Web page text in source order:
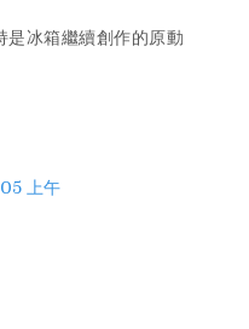
是冰箱繼續創作的原動
上午